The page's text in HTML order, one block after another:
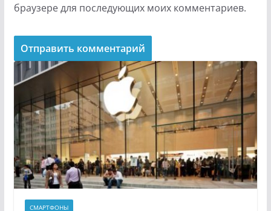
браузере для последующих моих комментариев.
СМАРТФОНЫ